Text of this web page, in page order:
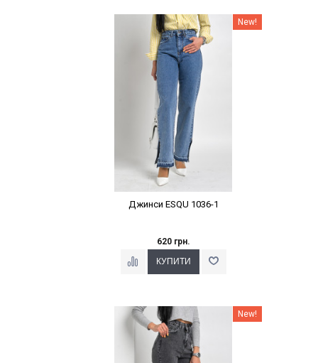
Наклейки Варіант з % New!
Джинси ESQU 1036-1
620 грн.
Наклейки Варіант з % New!